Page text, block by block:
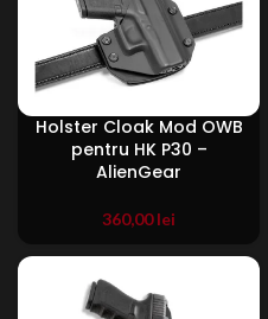
Holster Cloak Mod OWB
pentru HK P30 –
AlienGear
360,00lei